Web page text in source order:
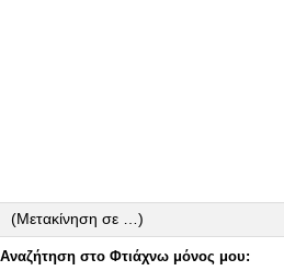
Αναζήτηση στο Φτιάχνω μόνος μου: